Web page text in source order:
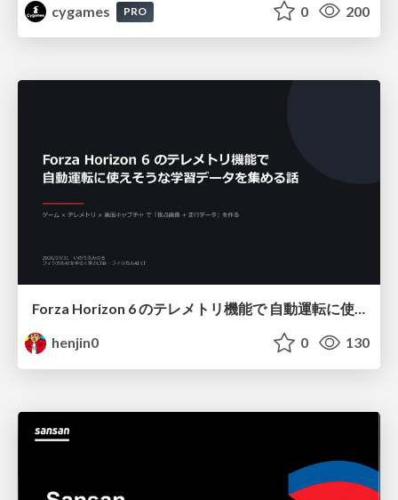
cygames
PRO 0 200
Forza Horizon 6 のテレメトリ機能で 自動運転に使えそうな学習データを集める話
henjin0
0 130